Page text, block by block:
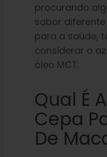
procurando
sabor
para a saúde,
considerar o
óleo MCT.
Qual É
Cepa
De